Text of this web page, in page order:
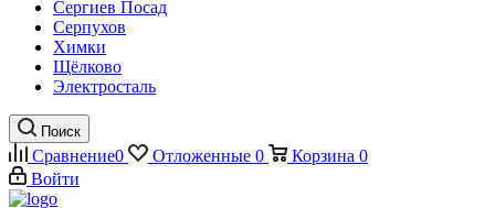
Сергиев Посад
Серпухов
Химки
Щёлково
Электросталь
Поиск
Сравнение0 Отложенные 0 Корзина 0
Войти